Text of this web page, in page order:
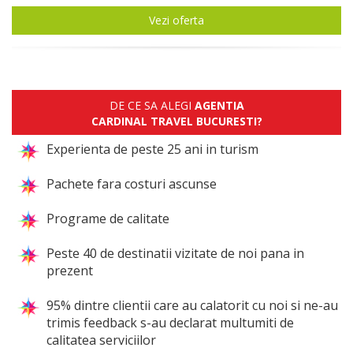
Vezi oferta
DE CE SA ALEGI AGENTIA
CARDINAL TRAVEL BUCURESTI?
Experienta de peste 25 ani in turism
Pachete fara costuri ascunse
Programe de calitate
Peste 40 de destinatii vizitate de noi pana in
prezent
95% dintre clientii care au calatorit cu noi si ne-au
trimis feedback s-au declarat multumiti de
calitatea serviciilor